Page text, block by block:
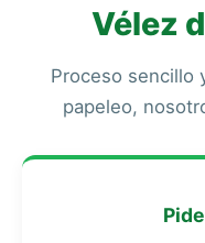
Vélez
Proceso sencillo
papeleo,